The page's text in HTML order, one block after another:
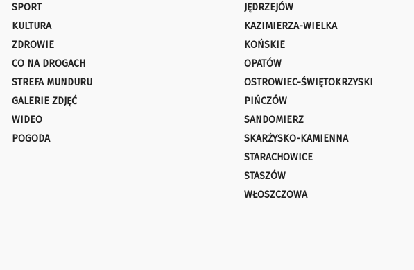
SPORT
KULTURA
ZDROWIE
CO NA DROGACH
STREFA MUNDURU
GALERIE ZDJĘĆ
WIDEO
POGODA
JĘDRZEJÓW
KAZIMIERZA-WIELKA
KOŃSKIE
OPATÓW
OSTROWIEC-ŚWIĘTOKRZYSKI
PIŃCZÓW
SANDOMIERZ
SKARŻYSKO-KAMIENNA
STARACHOWICE
STASZÓW
WŁOSZCZOWA